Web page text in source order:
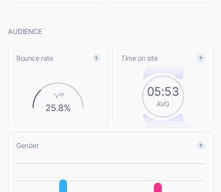
AUDIENCE
Bounce rate
25.8%
Time on site
05:53
AVG
Gender
L